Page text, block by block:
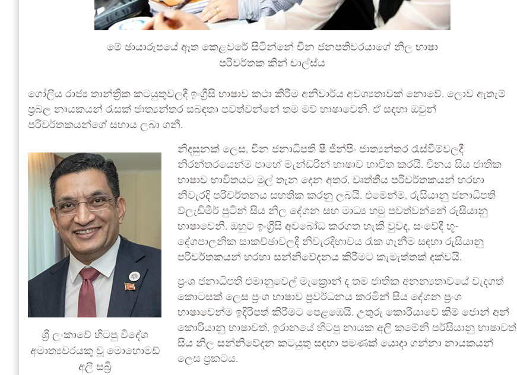
මේ ඡායාරූපයේ ඈත කෙළවරේ සිටින්නේ චීන ජනපතිවරයාගේ නිල භාෂා
පරිවර්තක කින් චාල්ස්ය
ගෝලීය රාජ්‍ය තාන්ත්‍රික කටයුතුවලදී ඉංග්‍රීසි භාෂාව කථා කිරීම අනිවාර්ය අවශ්‍යතාවක් නොවේ. ලොව ඇතැම්
ප්‍රබල නායකයන් රැසක් ජාත්‍යන්තර සබඳතා පවත්වන්නේ තම මව් භාෂාවෙනි. ඒ සඳහා ඔවුන්
පරිවර්තකයන්ගේ සහාය ලබා ගනී.
ශ්‍රී ලංකාවේ හිටපු විදේශ
අමාත්‍යවරයකු වූ මොහොමඩ්
අලි සබ්‍රි
නිදසුනක් ලෙස, චීන ජනාධිපති ෂී ජින්පිං ජාත්‍යන්තර රැස්වීම්වලදී
නිරන්තරයෙන්ම පාහේ මැන්ඩරින් භාෂාව භාවිත කරයි. චීනය සිය ජාතික
භාෂාව භාවිතයට මුල් තැන දෙන අතර, වෘත්තීය පරිවර්තකයන් හරහා
නිවැරදි පරිවර්තනය සහතික කරනු ලබයි. එමෙන්ම, රුසියානු ජනාධිපති
ව්ලැඩිමීර් පුටින් සිය නිල දේශන සහ මාධ්‍ය හමු පවත්වන්නේ රුසියානු
භාෂාවෙනි. ඔහුට ඉංග්‍රීසි අවබෝධ කරගත හැකි වුවද, සංවේදී භූ-
දේශපාලනික සාකච්ඡාවලදී නිවැරදිභාවය රැක ගැනීම සඳහා රුසියානු
පරිවර්තකයන් හරහා සන්නිවේදනය කිරීමට කැමැත්තක් දක්වයි.
ප්‍රංශ ජනාධිපති එමානුවෙල් මැක්‍රොන් ද තම ජාතික අනන්‍යතාවයේ වැදගත්
කොටසක් ලෙස ප්‍රංශ භාෂාව ප්‍රවර්ධනය කරමින් සිය දේශන ප්‍රංශ
භාෂාවෙන්ම ඉදිරිපත් කිරීමට පෙළඹෙයි. උතුරු කොරියාවේ කිම් ජොන් අන්
කොරියානු භාෂාවත්, ඉරානයේ හිටපු නායක අලි කමේනි පර්සියානු භාෂාවත්
සිය නිල සන්නිවේදන කටයුතු සඳහා පමණක් යොදා ගන්නා නායකයන්
ලෙස ප්‍රකටය.